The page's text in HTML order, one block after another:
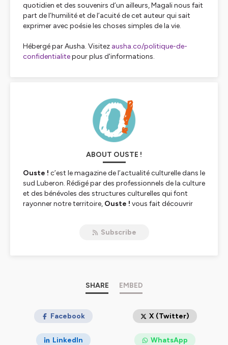
quotidien et des souvenirs d’un ailleurs, Magali nous fait
part de l’humilité et de l’acuité de cet auteur qui sait
exprimer avec poésie les choses simples de la vie.
Hébergé par Ausha. Visitez ausha.co/politique-de-
confidentialitepour plus d'informations.
ABOUT OUSTE !
Ouste ! c’est le magazine de l’actualité culturelle dans le
sud Luberon. Rédigé par des professionnels de la culture
et des bénévoles des structures culturelles qui font
rayonner notre territoire, Ouste ! vous fait découvrir
produit et réalisé par Culture Lub’
Subscribe
SHARE EMBED
Facebook X (Twitter)
LinkedIn WhatsApp